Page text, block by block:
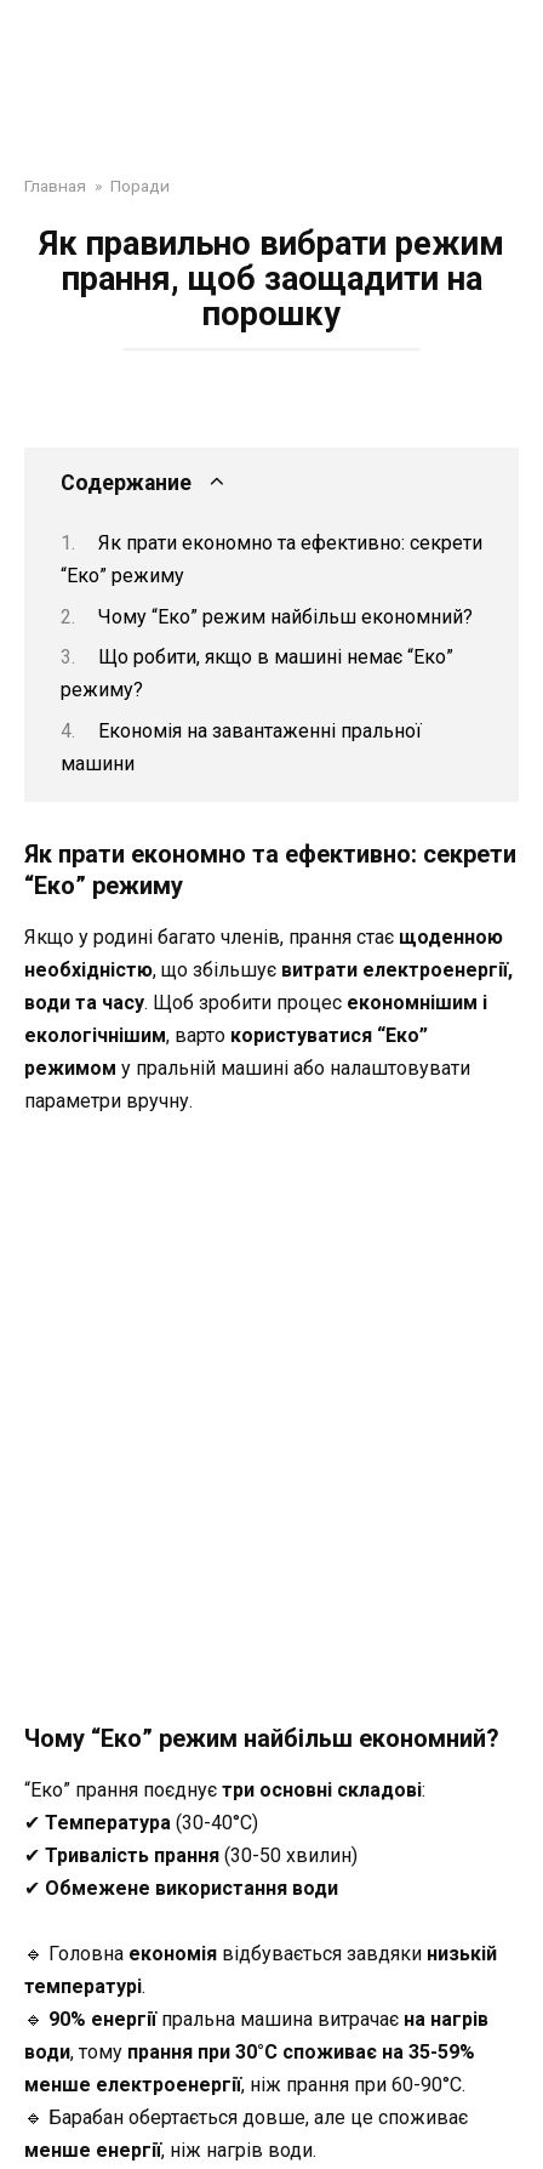
Главная » Поради
Як правильно вибрати режим
прання, щоб заощадити на
порошку
Содержание
Як прати економно та ефективно: секрети
“Еко” режиму
Чому “Еко” режим найбільш економний?
Що робити, якщо в машині немає “Еко”
режиму?
Економія на завантаженні пральної
машини
Як прати економно та ефективно: секрети
“Еко” режиму
Якщо у родині багато членів, прання стає щоденною
необхідністю, що збільшує витрати електроенергії,
води та часу. Щоб зробити процес економнішим і
екологічнішим, варто користуватися “Еко”
режимом у пральній машині або налаштовувати
параметри вручну.
Чому “Еко” режим найбільш економний?
“Еко” прання поєднує три основні складові:
✔ Температура (30-40°C)
✔ Тривалість прання (30-50 хвилин)
✔ Обмежене використання води
🔹 Головна економія відбувається завдяки низькій
температурі.
🔹 90% енергіїпральна машина витрачає на нагрів
води, тому прання при 30°C споживає на 35-59%
менше електроенергії, ніж прання при 60-90°C.
🔹 Барабан обертається довше, але це споживає
менше енергії, ніж нагрів води.